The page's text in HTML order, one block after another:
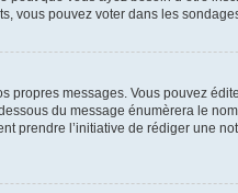
vous pouvez voter dans les
messages. Vous pouvez
du message énumèrera le
prendre l’initiative de rédiger